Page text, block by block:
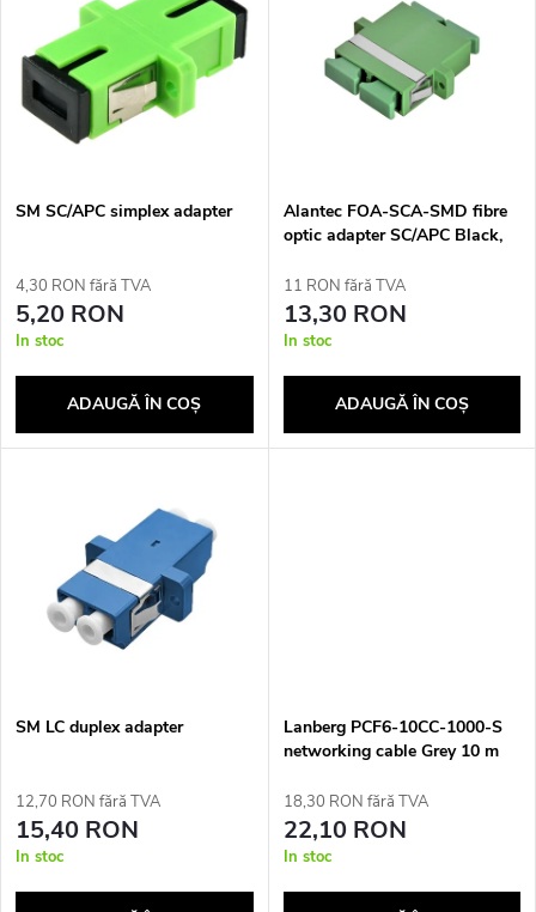
e
c
a
r
e
p
u
u
l
Alfabetic
s
ă
r
o
d
SM SC/APC simplex adapter
4,30 RON fără TVA
5,20 RON
In stoc
ADAUGĂ ÎN COŞ
Alantec FOA-SCA-SMD fibre
optic adapter SC/APC Black,
11 RON fără TVA
13,30 RON
In stoc
ADAUGĂ ÎN COŞ
SM LC duplex adapter
12,70 RON fără TVA
15,40 RON
In stoc
Lanberg PCF6-10CC-1000-S
networking cable Grey 10 m
18,30 RON fără TVA
22,10 RON
In stoc